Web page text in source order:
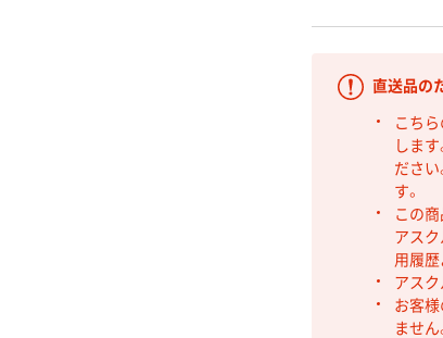
直送品の
こち
しま
ださい
す。
この
アスク
用履
アス
お客様
ません